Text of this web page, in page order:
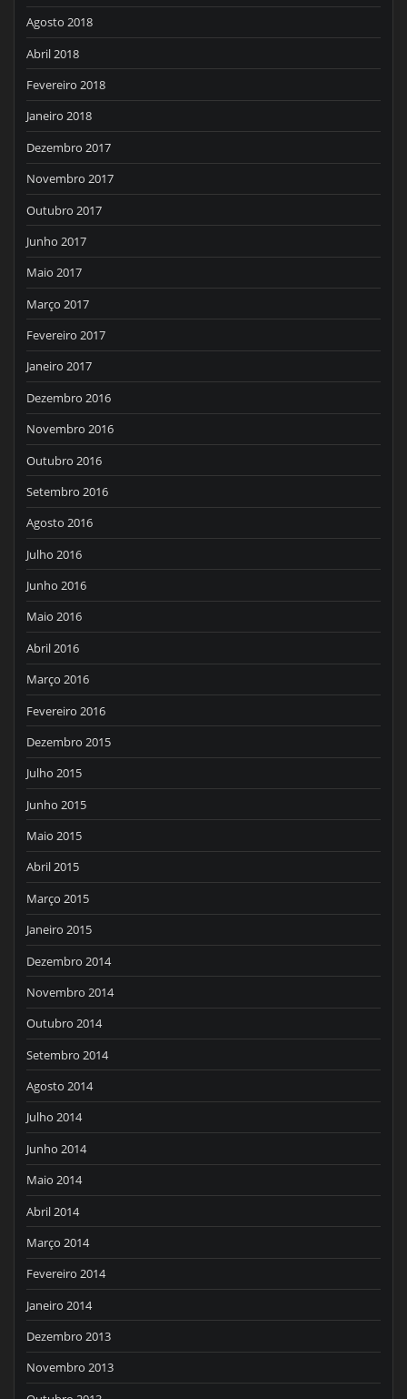
Agosto 2018
Abril 2018
Fevereiro 2018
Janeiro 2018
Dezembro 2017
Novembro 2017
Outubro 2017
Junho 2017
Maio 2017
Março 2017
Fevereiro 2017
Janeiro 2017
Dezembro 2016
Novembro 2016
Outubro 2016
Setembro 2016
Agosto 2016
Julho 2016
Junho 2016
Maio 2016
Abril 2016
Março 2016
Fevereiro 2016
Dezembro 2015
Julho 2015
Junho 2015
Maio 2015
Abril 2015
Março 2015
Janeiro 2015
Dezembro 2014
Novembro 2014
Outubro 2014
Setembro 2014
Agosto 2014
Julho 2014
Junho 2014
Maio 2014
Abril 2014
Março 2014
Fevereiro 2014
Janeiro 2014
Dezembro 2013
Novembro 2013